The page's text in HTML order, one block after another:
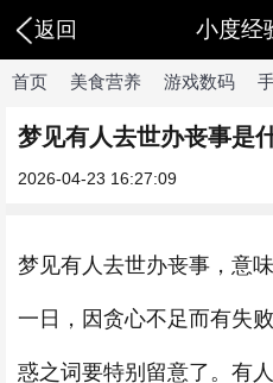
返回 小度经
首页 美食营养 游戏数码
梦见有人去世办丧事是
2026-04-23 16:27:09
梦见有人去世办丧事，意
一日，因贪心不足而有失
惑之词要特别留意了。有